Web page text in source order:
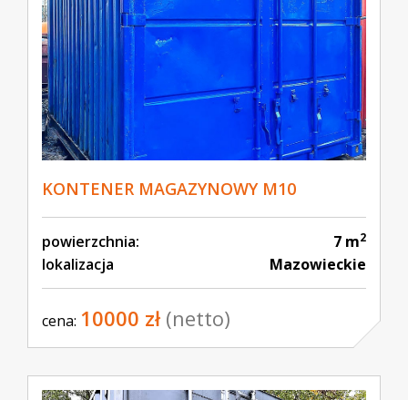
KONTENER MAGAZYNOWY M10
powierzchnia: 7 m2
lokalizacja Mazowieckie
cena: 10000 zł (netto)